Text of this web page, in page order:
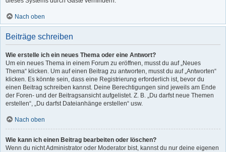
Nach oben
Beiträge schreiben
Wie erstelle ich ein neues Thema oder eine Antwort?
Um ein neues Thema in einem Forum zu eröffnen, musst du auf „Neues
Thema“ klicken. Um auf einen Beitrag zu antworten, musst du auf „Antworten“
klicken. Es könnte sein, dass eine Registrierung erforderlich ist, bevor du
einen Beitrag schreiben kannst. Deine Berechtigungen sind jeweils am Ende
der Foren- und der Beitragsansicht aufgelistet. Z. B. „Du darfst neue Themen
erstellen“, „Du darfst Dateianhänge erstellen“ usw.
Nach oben
Wie kann ich einen Beitrag bearbeiten oder löschen?
Wenn du nicht Administrator oder Moderator bist, kannst du nur deine eigenen